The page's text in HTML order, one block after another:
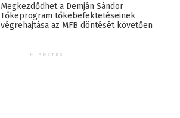
Megkezdődhet a Demján Sándor
Tőkeprogram tőkebefektetéseinek
végrehajtása az MFB döntését követően
HIRDETÉS